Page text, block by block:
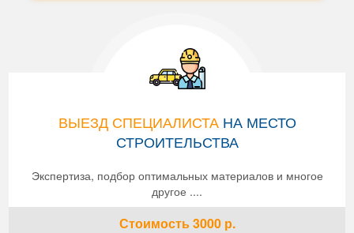
ВЫЕЗД СПЕЦИАЛИСТАНА МЕСТО
СТРОИТЕЛЬСТВА
Экспертиза, подбор оптимальных материалов и многое
другое ....
Стоимость3000р.